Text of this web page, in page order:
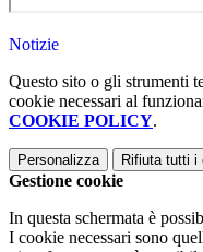
Notizie
Questo sito o gli strumenti
cookie necessari al
COOKIE POLICY.
Personalizza Rifiuta tutti i
Gestione cookie
In questa schermata è
I cookie necessari sono